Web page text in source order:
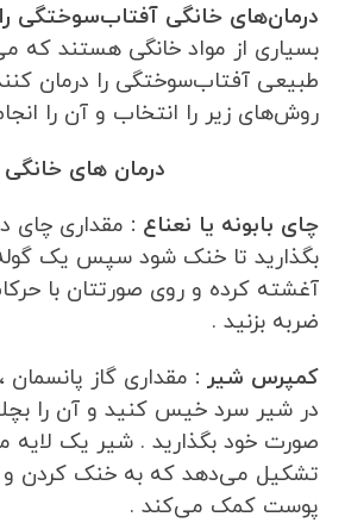
درمان‌های خانگی آفتاب‌سوختگی
بسیاری از مواد خانگی هستند که
طبیعی آفتاب‌سوختگی را درمان
روش‌های زیر را انتخاب و آن را
درمان های خانگی
چای بابونه یا نعناع : مقداری چای
بگذارید تا خنک شود سپس یک گوله
آغشته کرده و روی صورتتان با
ضربه بزنید .
کمپرس شیر : مقداری گاز پانسمان
در شیر سرد خیس کنید و آن را
صورت خود بگذارید . شیر یک
تشکیل می‌دهد که به خنک کردن و
پوست کمک می‌کند .